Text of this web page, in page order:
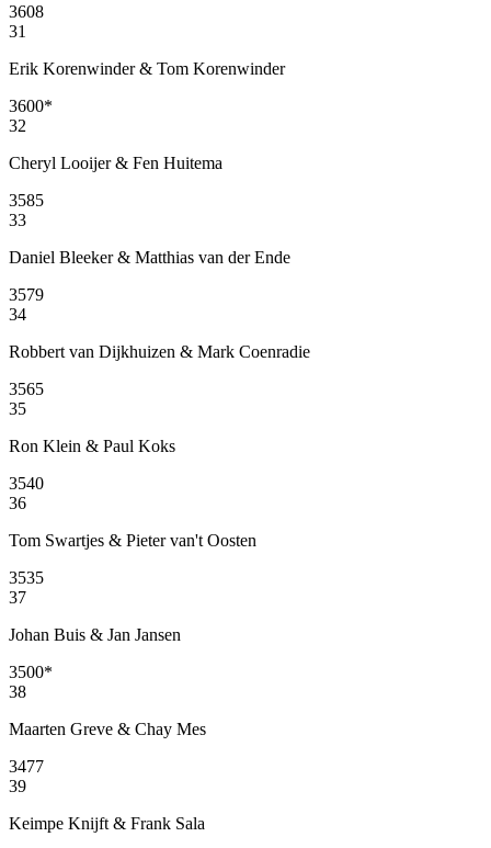
3608
31
Erik Korenwinder & Tom Korenwinder
3600*
32
Cheryl Looijer & Fen Huitema
3585
33
Daniel Bleeker & Matthias van der Ende
3579
34
Robbert van Dijkhuizen & Mark Coenradie
3565
35
Ron Klein & Paul Koks
3540
36
Tom Swartjes & Pieter van't Oosten
3535
37
Johan Buis & Jan Jansen
3500*
38
Maarten Greve & Chay Mes
3477
39
Keimpe Knijft & Frank Sala